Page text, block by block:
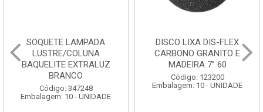
SOQUETE LAMPADA
LUSTRE/COLUNA
BAQUELITE EXTRALUZ
BRANCO
Código: 347248
Embalagem: 10 - UNIDADE
DISCO LIXA DIS-FLEX
CARBONO GRANITO E
MADEIRA 7” 60
Código: 123200
Embalagem: 10 - UNIDADE